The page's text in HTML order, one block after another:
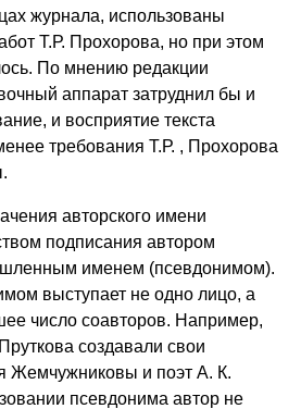
журнала, использова­ны
Т.Р. Прохорова, но при этом
По мнению редакции
аппарат затруднил бы и
и восприятие текста
требования Т.Р. , Прохорова
авторского имени
подписания автором
именем (псевдонимом).
выступает не одно лицо, а
число соавторов. Например,
создавали свои
Жемчужниковы и поэт А. К.
псевдонима автор не